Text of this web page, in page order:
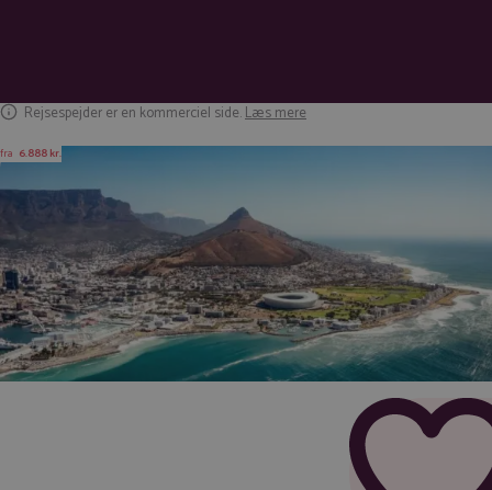
Rejsespejder er en kommerciel side.Læs mere
fra 6.888 kr.